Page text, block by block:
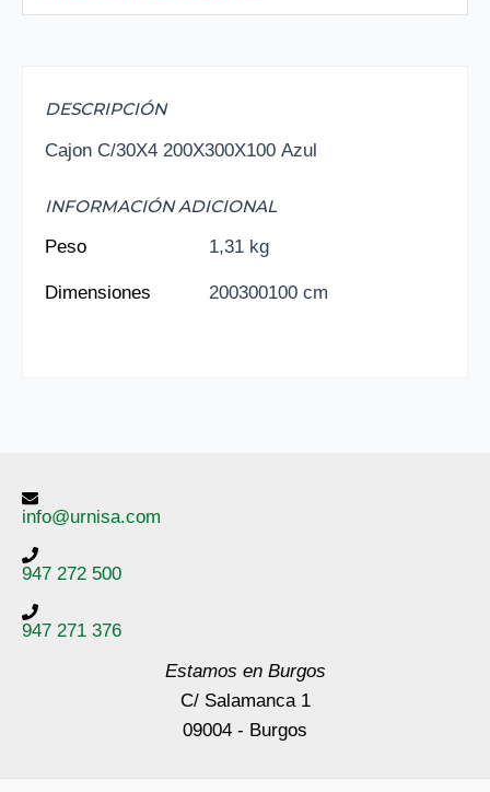
DESCRIPCIÓN
Cajon C/30X4 200X300X100 Azul
INFORMACIÓN ADICIONAL
Peso
1,31 kg
Dimensiones 200300100 cm
info@urnisa.com
947 272 500
947 271 376
Estamos en Burgos
C/ Salamanca 1
09004 - Burgos